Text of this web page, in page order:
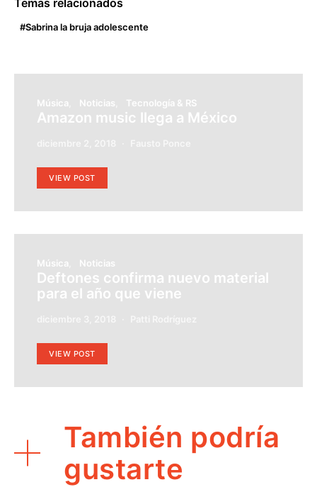
Temas relacionados
Sabrina la bruja adolescente
Música Noticias Tecnología & RS
Amazon music llega a México
VIEW POST
Música Noticias
Deftones confirma nuevo material
para el año que viene
VIEW POST
También podría
gustarte